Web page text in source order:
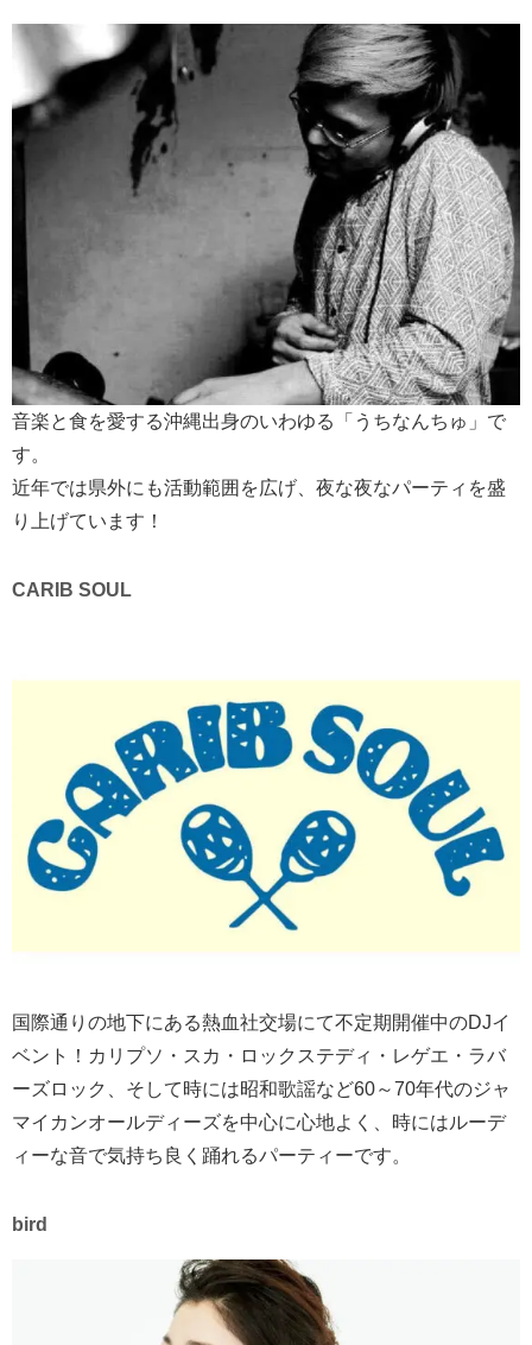
音楽と食を愛する沖縄出身のいわゆる「うちなんちゅ」で
す。
近年では県外にも活動範囲を広げ、夜な夜なパーティを盛
り上げています！
CARIB SOUL
国際通りの地下にある熱血社交場にて不定期開催中のDJイ
ベント！カリプソ・スカ・ロックステディ・レゲエ・ラバ
ーズロック、そして時には昭和歌謡など60～70年代のジャ
マイカンオールディーズを中心に心地よく、時にはルーデ
ィーな音で気持ち良く踊れるパーティーです。
bird